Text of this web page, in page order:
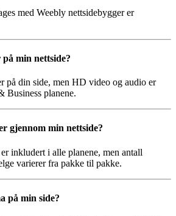
med Weebly nettsidebygger er
min nettside?
på din side, men HD video og audio er
Business planene.
gjennom min nettside?
inkludert i alle planene, men antall
varierer fra pakke til pakke.
på min side?